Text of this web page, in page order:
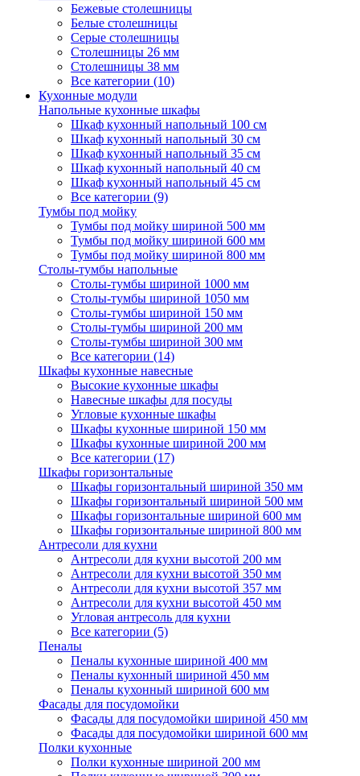
Бежевые столешницы
Белые столешницы
Серые столешницы
Столешницы 26 мм
Столешницы 38 мм
Все категории (10)
Кухонные модули
Напольные кухонные шкафы
Шкаф кухонный напольный 100 см
Шкаф кухонный напольный 30 см
Шкаф кухонный напольный 35 см
Шкаф кухонный напольный 40 см
Шкаф кухонный напольный 45 см
Все категории (9)
Тумбы под мойку
Тумбы под мойку шириной 500 мм
Тумбы под мойку шириной 600 мм
Тумбы под мойку шириной 800 мм
Столы-тумбы напольные
Столы-тумбы шириной 1000 мм
Столы-тумбы шириной 1050 мм
Столы-тумбы шириной 150 мм
Столы-тумбы шириной 200 мм
Столы-тумбы шириной 300 мм
Все категории (14)
Шкафы кухонные навесные
Высокие кухонные шкафы
Навесные шкафы для посуды
Угловые кухонные шкафы
Шкафы кухонные шириной 150 мм
Шкафы кухонные шириной 200 мм
Все категории (17)
Шкафы горизонтальные
Шкафы горизонтальный шириной 350 мм
Шкафы горизонтальный шириной 500 мм
Шкафы горизонтальные шириной 600 мм
Шкафы горизонтальные шириной 800 мм
Антресоли для кухни
Антресоли для кухни высотой 200 мм
Антресоли для кухни высотой 350 мм
Антресоли для кухни высотой 357 мм
Антресоли для кухни высотой 450 мм
Угловая антресоль для кухни
Все категории (5)
Пеналы
Пеналы кухонные шириной 400 мм
Пеналы кухонный шириной 450 мм
Пеналы кухонный шириной 600 мм
Фасады для посудомойки
Фасады для посудомойки шириной 450 мм
Фасады для посудомойки шириной 600 мм
Полки кухонные
Полки кухонные шириной 200 мм